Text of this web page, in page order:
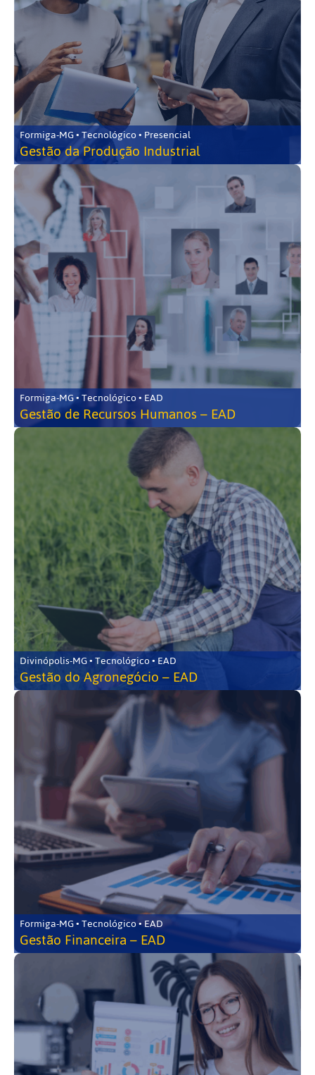
Formiga-MG • Tecnológico • Presencial
Gestão da Produção Industrial
Formiga-MG • Tecnológico • EAD
Gestão de Recursos Humanos – EAD
Divinópolis-MG • Tecnológico • EAD
Gestão do Agronegócio – EAD
Formiga-MG • Tecnológico • EAD
Gestão Financeira – EAD